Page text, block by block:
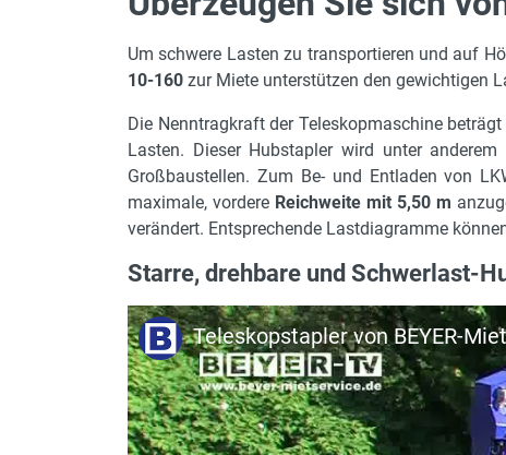
Radstand
Gerätehöhe in m
max. Bodenfreiheit
Motorleistung in kW
Bereifung
Gabelzinken H, B, L
Drehbarer Oberwagen
Tankinhalt und Kraftstoff
max. Hubhöhe
max. Tragkraft
Um schwere Lasten zu transportieren und auf
10-160 zur Miete unterstützen den gewichtigen
Die Nenntragkraft der Teleskopmaschine
Lasten. Dieser Hubstapler wird unter
Großbaustellen. Zum Be- und Entladen von
maximale, vordere Reichweite mit 5,50 m
verändert. Entsprechende Lastdiagramme
Starre, drehbare und Schwerlast-
Teleskopstapler von BEYER-